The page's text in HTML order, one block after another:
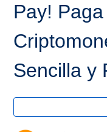
Pay!
Sencilla y